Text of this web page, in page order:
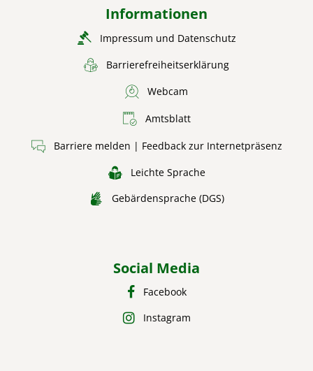
Informationen
Impressum und Datenschutz
Barrierefreiheitserklärung
Webcam
Amtsblatt
Barriere melden | Feedback zur Internetpräsenz
Leichte Sprache
Gebärdensprache (DGS)
Social Media
Facebook
Instagram